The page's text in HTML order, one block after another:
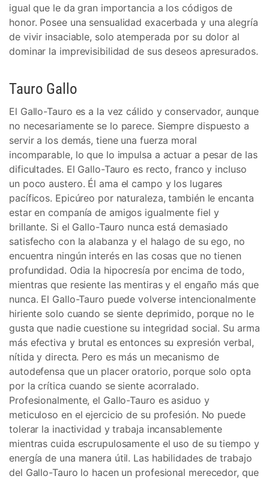
igual que le da gran importancia a los códigos de
honor. Posee una sensualidad exacerbada y una alegría
de vivir insaciable, solo atemperada por su dolor al
dominar la imprevisibilidad de sus deseos apresurados.
Tauro Gallo
El Gallo-Tauro es a la vez cálido y conservador, aunque
no necesariamente se lo parece. Siempre dispuesto a
servir a los demás, tiene una fuerza moral
incomparable, lo que lo impulsa a actuar a pesar de las
dificultades. El Gallo-Tauro es recto, franco y incluso
un poco austero. Él ama el campo y los lugares
pacíficos. Epicúreo por naturaleza, también le encanta
estar en companía de amigos igualmente fiel y
brillante. Si el Gallo-Tauro nunca está demasiado
satisfecho con la alabanza y el halago de su ego, no
encuentra ningún interés en las cosas que no tienen
profundidad. Odia la hipocresía por encima de todo,
mientras que resiente las mentiras y el engaño más que
nunca. El Gallo-Tauro puede volverse intencionalmente
hiriente solo cuando se siente deprimido, porque no le
gusta que nadie cuestione su integridad social. Su arma
más efectiva y brutal es entonces su expresión verbal,
nítida y directa. Pero es más un mecanismo de
autodefensa que un placer oratorio, porque solo opta
por la crítica cuando se siente acorralado.
Profesionalmente, el Gallo-Tauro es asiduo y
meticuloso en el ejercicio de su profesión. No puede
tolerar la inactividad y trabaja incansablemente
mientras cuida escrupulosamente el uso de su tiempo y
energía de una manera útil. Las habilidades de trabajo
del Gallo-Tauro lo hacen un profesional merecedor, que